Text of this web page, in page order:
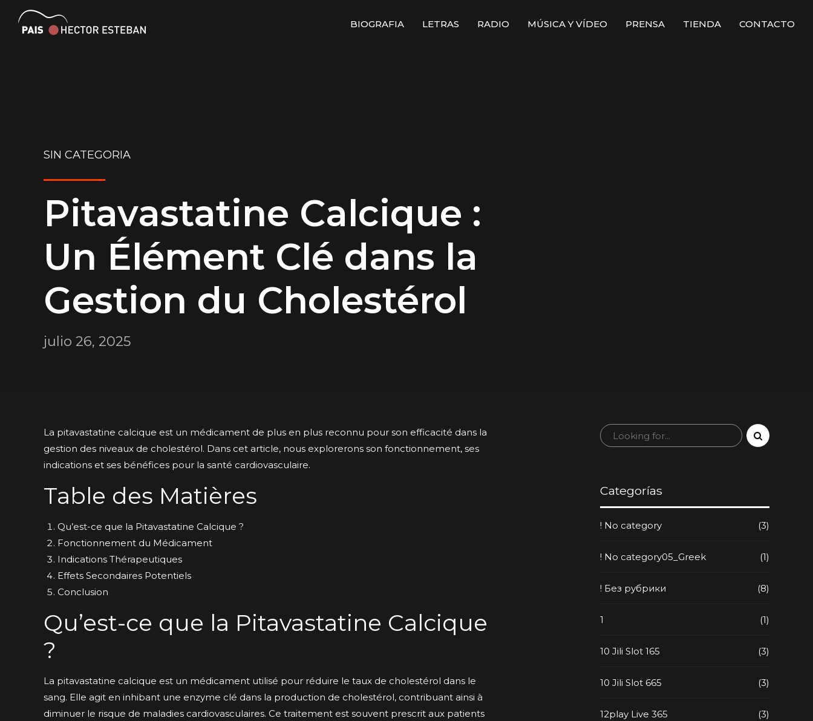
BIOGRAFIA LETRAS RADIO MÚSICA Y VÍDEO PRENSA TIENDA CONTACTO
SIN CATEGORIA
Pitavastatine Calcique :
Un Élément Clé dans la
Gestion du Cholestérol
julio 26, 2025
La pitavastatine calcique est un médicament de plus en plus reconnu pour son efficacité dans la
gestion des niveaux de cholestérol. Dans cet article, nous explorerons son fonctionnement, ses
indications et ses bénéfices pour la santé cardiovasculaire.
Table des Matières
Qu’est-ce que la Pitavastatine Calcique ?
Fonctionnement du Médicament
Indications Thérapeutiques
Effets Secondaires Potentiels
Conclusion
Qu’est-ce que la Pitavastatine Calcique
?
La pitavastatine calcique est un médicament utilisé pour réduire le taux de cholestérol dans le
sang. Elle agit en inhibant une enzyme clé dans la production de cholestérol, contribuant ainsi à
diminuer le risque de maladies cardiovasculaires. Ce traitement est souvent prescrit aux patients
Categorías
! No category (3)
! No category05_Greek (1)
! Без рубрики (8)
1 (1)
10 Jili Slot 165 (3)
10 Jili Slot 665 (3)
12play Live 365 (3)